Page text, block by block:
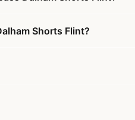
Shorts Flint?